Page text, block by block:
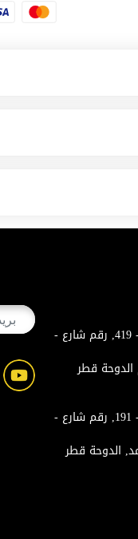
رقم الوحدة - 16, رقم المبنى - 419, رقم شارع -
رقم الوحدة - 10, رقم المبنى - 191, رقم شارع -